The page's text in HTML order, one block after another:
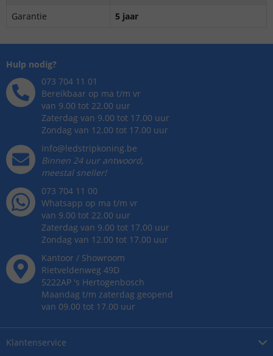
Garantie
5 jaar
Klantenservice
Hulp nodig?
073 704 11 01
Bereikbaar op ma t/m vr
van 9.00 tot 22.00 uur
Zaterdag van 9.00 tot 17.00 uur
Zondag van 12.00 tot 17.00 uur
info@ledstripkoning.be
Binnen 24 uur antwoord,
meestal sneller!
073 704 11 00
Whatsapp op ma t/m vr
van 9.00 tot 22.00 uur
Zaterdag van 9.00 tot 17.00 uur
Zondag van 12.00 tot 17.00 uur
Kantoor / Showroom
Rietveldenweg 49D
5222AP 's Hertogenbosch
Maandag t/m zaterdag geopend
van 09.00 tot 17.00 uur